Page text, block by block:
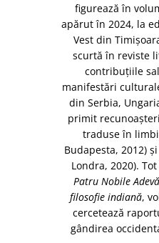
figurează în
apărut în 2024, la
Vest din
scurtă în reviste
contribuţiile
manifestări
din Serbia,
primit
traduse în
Budapesta, 2012)
Londra, 2020).
Patru Nobile
filosofie indiană,
cercetează
gândirea